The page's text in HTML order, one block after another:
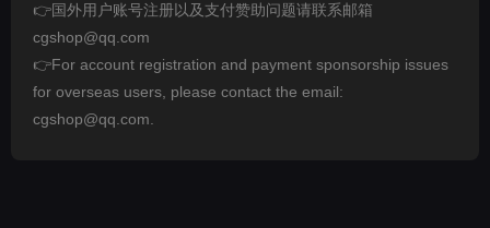
👉国外用户账号注册以及支付赞助问题请联系邮箱
cgshop@qq.com
👉For account registration and payment sponsorship issues
for overseas users, please contact the email:
cgshop@qq.com.